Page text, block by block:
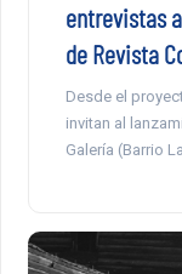
entrevistas
de Revista
Desde el
invitan al
Galería (Barrio